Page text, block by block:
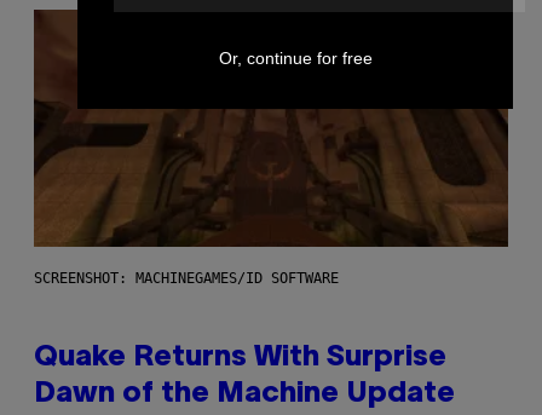
SCREENSHOT: MACHINEGAMES/ID SOFTWARE
Quake Returns With Surprise
Dawn of the Machine Update
Or, continue for free